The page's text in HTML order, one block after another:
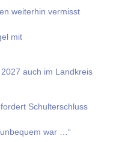
weiterhin vermisst
mit
auch im Land­kreis
Schulterschluss
unbequem war …“